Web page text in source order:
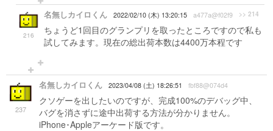
216
名無しカイロくん 2022/02/10 (木) 13:20:15 a477a@f02f9 >> 214
ちょうど1回目のグランプリを取ったところですので私も
試してみます。現在の総出荷本数は4400万本程です
237
名無しカイロくん 2023/04/08 (土) 18:26:51 fbf88@074d4
クソゲーを出したいのですが、完成100%のデバッグ中、
バグを消さずに途中出荷する方法が分かりません。
iPhone･Appleアーケード版です。